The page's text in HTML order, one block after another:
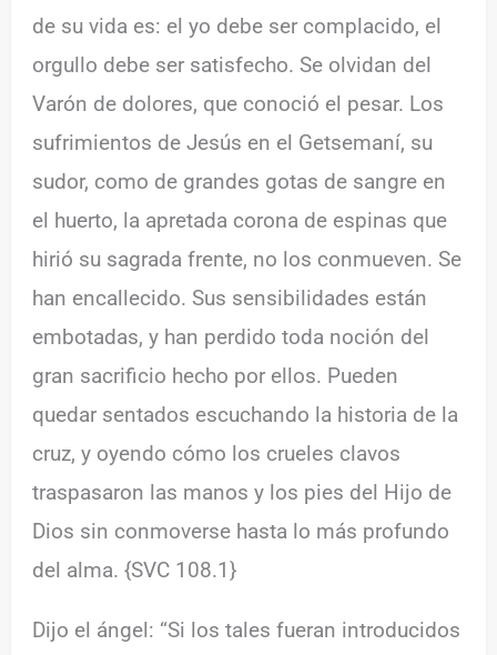
de su vida es: el yo debe ser complacido, el
orgullo debe ser satisfecho. Se olvidan del
Varón de dolores, que conoció el pesar. Los
sufrimientos de Jesús en el Getsemaní, su
sudor, como de grandes gotas de sangre en
el huerto, la apretada corona de espinas que
hirió su sagrada frente, no los conmueven. Se
han encallecido. Sus sensibilidades están
embotadas, y han perdido toda noción del
gran sacrificio hecho por ellos. Pueden
quedar sentados escuchando la historia de la
cruz, y oyendo cómo los crueles clavos
traspasaron las manos y los pies del Hijo de
Dios sin conmoverse hasta lo más profundo
del alma. {SVC 108.1}
Dijo el ángel: “Si los tales fueran introducidos